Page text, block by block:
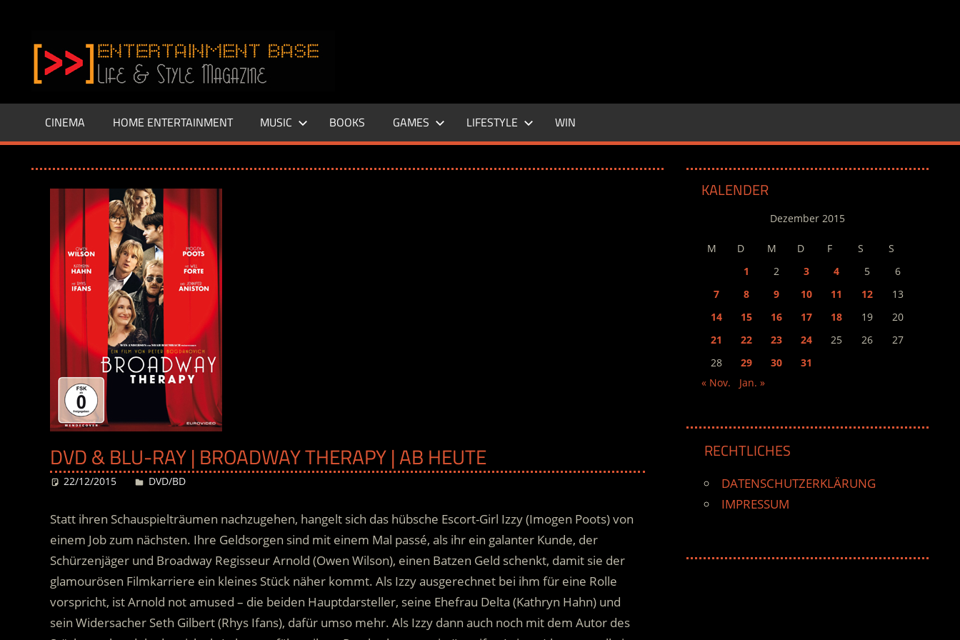
springen
–
LIFE
Base.de
CINEMA HOME ENTERTAINMENT MUSIC BOOKS GAMES LIFESTYLE WIN
DVD & BLU-RAY | BROADWAY THERAPY | AB HEUTE
22/12/2015 Desiree
DVD/BD
Statt ihren Schauspielträumen nachzugehen, hangelt sich das hübsche Escort-Girl Izzy (Imogen Poots) von
einem Job zum nächsten. Ihre Geldsorgen sind mit einem Mal passé, als ihr ein galanter Kunde, der
Schürzenjäger und Broadway Regisseur Arnold (Owen Wilson), einen Batzen Geld schenkt, damit sie der
glamourösen Filmkarriere ein kleines Stück näher kommt. Als Izzy ausgerechnet bei ihm für eine Rolle
vorspricht, ist Arnold not amused – die beiden Hauptdarsteller, seine Ehefrau Delta (Kathryn Hahn) und
sein Widersacher Seth Gilbert (Rhys Ifans), dafür umso mehr. Als Izzy dann auch noch mit dem Autor des
KALENDER
Dezember 2015
M D M D F S
S
1
2 3 4 5
6
7
8 9 10 11 12
13
14
15 16 17 18 19
20
21
22 23 24 25 26
27
28
29 30
31
« Nov.
Jan. »
RECHTLICHES
DATENSCHUTZERKLÄRUNG
IMPRESSUM